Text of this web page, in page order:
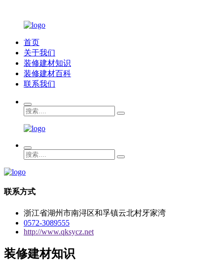
首页
关于我们
装修建材知识
装修建材百科
联系我们
联系方式
浙江省湖州市南浔区和孚镇云北村牙家湾
0572-3089555
http://www.qksycz.net
装修建材知识